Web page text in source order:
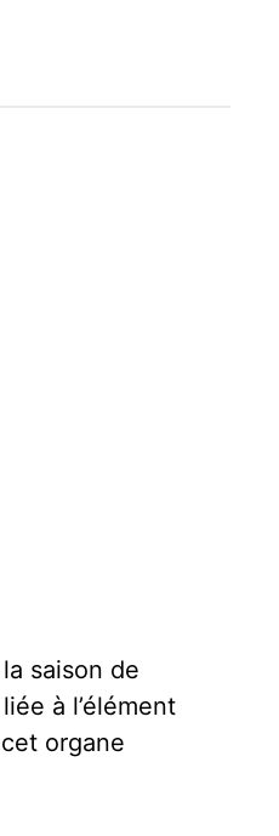
saison de
à l’élément
organe